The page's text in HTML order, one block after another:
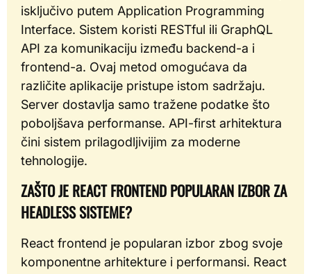
isključivo putem Application Programming
Interface. Sistem koristi RESTful ili GraphQL
API za komunikaciju između backend-a i
frontend-a. Ovaj metod omogućava da
različite aplikacije pristupe istom sadržaju.
Server dostavlja samo tražene podatke što
poboljšava performanse. API-first arhitektura
čini sistem prilagodljivijim za moderne
tehnologije.
ZAŠTO JE REACT FRONTEND POPULARAN IZBOR ZA
HEADLESS SISTEME?
React frontend je popularan izbor zbog svoje
komponentne arhitekture i performansi. React